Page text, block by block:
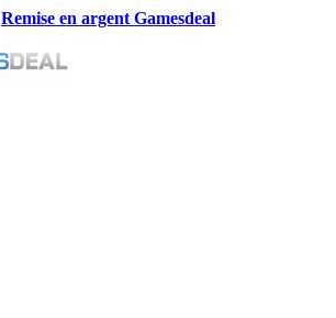
Remise en argent Gamesdeal